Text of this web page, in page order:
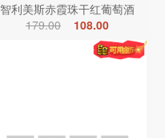
智利美斯赤霞珠干红葡萄酒
179.00
108.00